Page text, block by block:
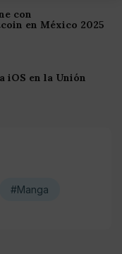
con
en México 2025
iOS en la Unión
#Manga